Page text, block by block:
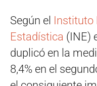
Según el Instituto
Estadística (INE)
duplicó en la
8,4% en el